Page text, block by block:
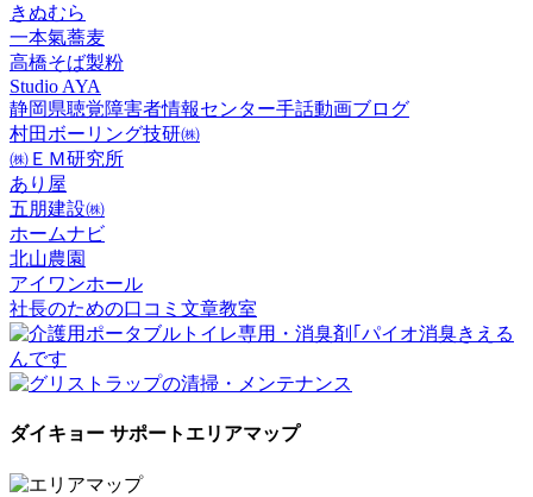
きぬむら
一本氣蕎麦
高橋そば製粉
Studio AYA
静岡県聴覚障害者情報センター手話動画ブログ
村田ボーリング技研㈱
㈱ＥＭ研究所
あり屋
五朋建設㈱
ホームナビ
北山農園
アイワンホール
社長のための口コミ文章教室
ダイキョー サポートエリアマップ